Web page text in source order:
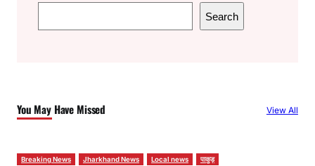
e
h
Search
You May Have Missed View All
Breaking News Jharkhand News Local news पाकुड़